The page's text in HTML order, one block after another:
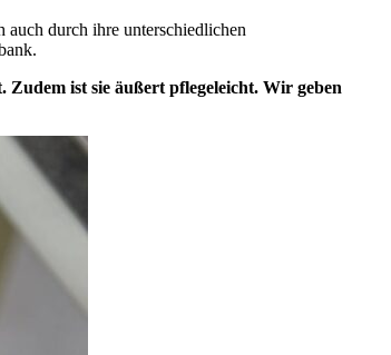
durch ihre unterschiedlichen
ist sie äußert pflegeleicht. Wir geben